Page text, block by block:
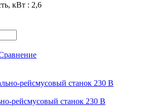
кВт : 2,6
рейсмусовый станок 230 В